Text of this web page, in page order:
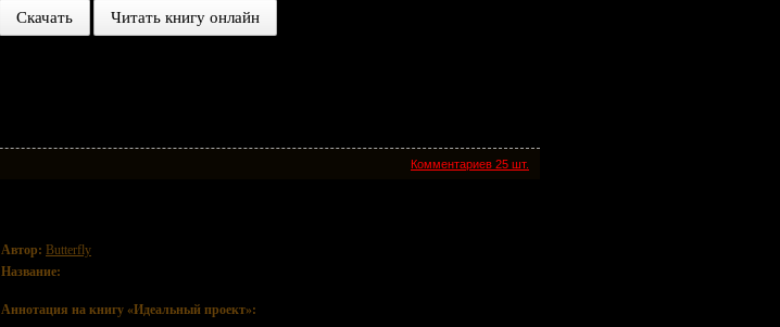
Скачать Читать книгу онлайн
Комментариев 25 шт.
Автор: Butterfly
Название:
Аннотация на книгу «Идеальный проект»: